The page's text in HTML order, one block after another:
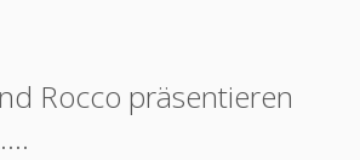
Rocco präsentieren